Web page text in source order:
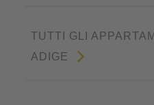
TUTTI GLI
ADIGE